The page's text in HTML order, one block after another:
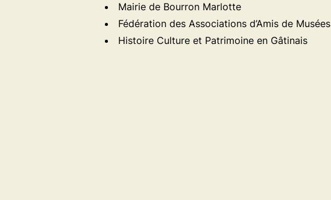
Mairie de Bourron Marlotte
Fédération des Associations d’Amis de Musées
Histoire Culture et Patrimoine en Gâtinais